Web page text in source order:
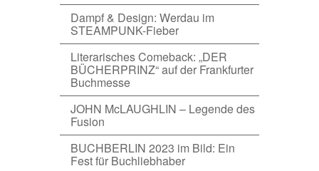
Dampf & Design: Werdau im
STEAMPUNK-Fieber
Literarisches Comeback: „DER
BÜCHERPRINZ“ auf der Frankfurter
Buchmesse
JOHN McLAUGHLIN – Legende des
Fusion
BUCHBERLIN 2023 im Bild: Ein
Fest für Buchliebhaber